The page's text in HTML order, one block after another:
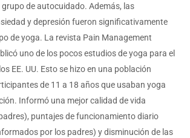
de autocuidado. Además, las
y depresión fueron significativamente
de yoga. La revista Pain Management
uno de los pocos estudios de yoga para el
EE. UU. Esto se hizo en una población
de 11 a 18 años que usaban yoga
Informó una mejor calidad de vida
puntajes de funcionamiento diario
por los padres) y disminución de las